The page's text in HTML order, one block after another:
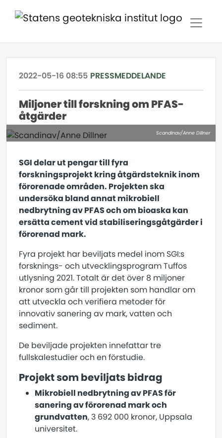
2022-05-16 08:55 PRESSMEDDELANDE
Miljoner till forskning om PFAS-
åtgärder
Scandinav/Anne Dillner
SGI delar ut pengar till fyra
forskningsprojekt kring åtgärdsteknik inom
förorenade områden. Projekten ska
undersöka bland annat mikrobiell
nedbrytning av PFAS och om bioaska kan
ersätta cement vid stabiliseringsgåtgärder i
förorenad mark.
Fyra projekt har beviljats medel inom SGI:s
forsknings- och utvecklingsprogram Tuffos
utlysning 2021. Totalt är det över 8 miljoner
kronor som går till projekten som handlar om
att utveckla och verifiera metoder för
innovativ sanering av mark, vatten och
sediment.
De beviljade projekten innefattar tre
fullskalestudier och en förstudie.
Projekt som beviljats bidrag
Mikrobiell nedbrytning av PFAS för
sanering av förorenad mark och
grundvatten, 3 692 000 kronor, Uppsala
universitet.